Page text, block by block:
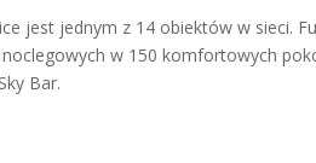
jest jednym z 14 obiektów w sieci.
w 150 komfortowych
Bar.